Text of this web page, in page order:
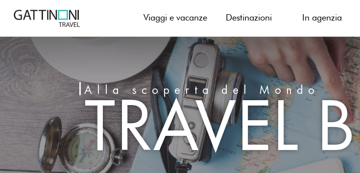
Viaggi e vacanze Destinazioni In agenzia
Alla scoperta del Mondo
TRAVEL